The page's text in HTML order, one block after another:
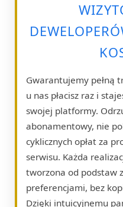
Gwarantujemy pełną
u nas płacisz raz i
swojej platformy.
abonamentowy, nie
cyklicznych opłat za
serwisu. Każda
tworzona od podstaw
preferencjami, bez
Dzięki intuicyjnemu